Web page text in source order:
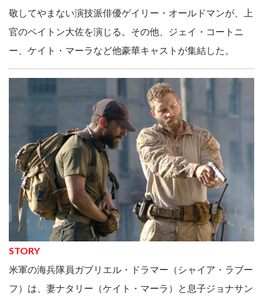
敬してやまない演技派俳優ゲイリー・オールドマンが、上
官のペイトン大佐を演じる。その他、ジェイ・コートニ
ー、ケイト・マーラなど他豪華キャストが集結した。
STORY
米軍の海兵隊員ガブリエル・ドラマー（シャイア・ラブー
フ）は、妻ナタリー（ケイト・マーラ）と息子ジョナサン